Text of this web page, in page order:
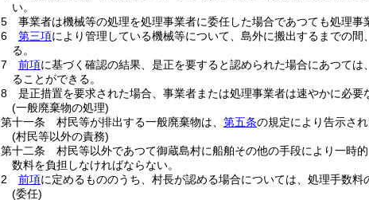
い。
5
事業者は機械等の処理を処理事業者に委任した場合であつても処理事
6
第三項により管理している機械等について、島外に搬出するまでの
る。
7
前項に基づく確認の結果、是正を要すると認められた場合にあつて
ることができる。
8
是正措置を要求された場合、事業者または処理事業者は速やかに必
(一般廃棄物の処理)
第十一条
村民等が排出する一般廃棄物は、 第五条の規定により告示さ
(村民等以外の責務)
第十二条
村民等以外であつて御蔵島村に船舶その他の手段により一時
数料を負担しなければならない。
2
前項に定めるもののうち、村長が認める場合については、処理手数料
(委任)